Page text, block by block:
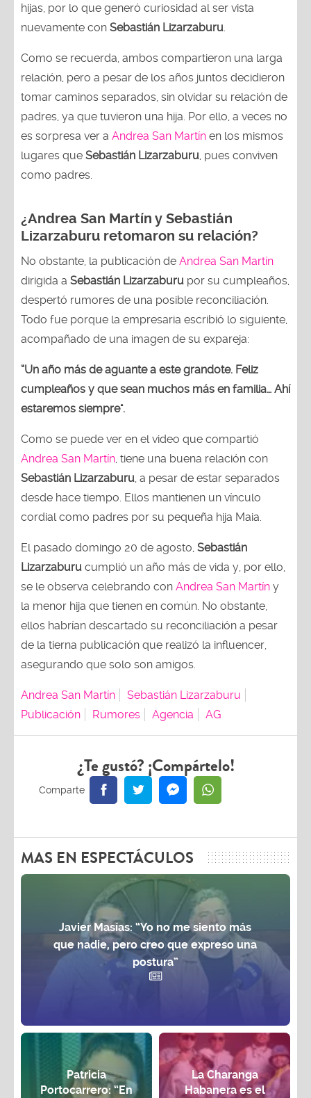
hijas, por lo que generó curiosidad al ser vista
nuevamente con Sebastián Lizarzaburu
Como se recuerda, ambos compartieron una larga
relación, pero a pesar de los años juntos decidieron
tomar caminos separados, sin olvidar su relación de
padres, ya que tuvieron una hija. Por ello, a veces no
es sorpresa ver a Andrea San Martín en los mismos
lugares que Sebastián Lizarzaburu , pues conviven
como padres.
¿Andrea San Martín y Sebastián
Lizarzaburu retomaron su relación?
No obstante, la publicación de Andrea San Martín
dirigida a Sebastián Lizarzaburu por su cumpleaños,
despertó rumores de una posible reconciliación.
Todo fue porque la empresaria escribió lo siguiente,
acompañado de una imagen de su expareja:
“Un año más de aguante a este grandote. Feliz
cumpleaños y que sean muchos más en familia… Ahí
estaremos siempre".
Como se puede ver en el video que compartió
Andrea San Martín , tiene una buena relación con
Sebastián Lizarzaburu , a pesar de estar separados
desde hace tiempo. Ellos mantienen un vínculo
cordial como padres por su pequeña hija Maia.
El pasado domingo 20 de agosto, Sebastián
Lizarzaburu cumplió un año más de vida y, por ello,
se le observa celebrando con Andrea San Martín y
la menor hija que tienen en común. No obstante,
ellos habrían descartado su reconciliación a pesar
de la tierna publicación que realizó la influencer,
asegurando que solo son amigos.
Andrea San Martín
Sebastián Lizarzaburu
Publicación
Rumores Agencia AG
¿Te gustó? ¡Compártelo!
MAS EN ESPECTÁCULOS
Javier Masías: “Yo no me siento más
que nadie, pero creo que expreso una
postura”
Patricia
Portocarrero: “En
La Charanga
Habanera es el